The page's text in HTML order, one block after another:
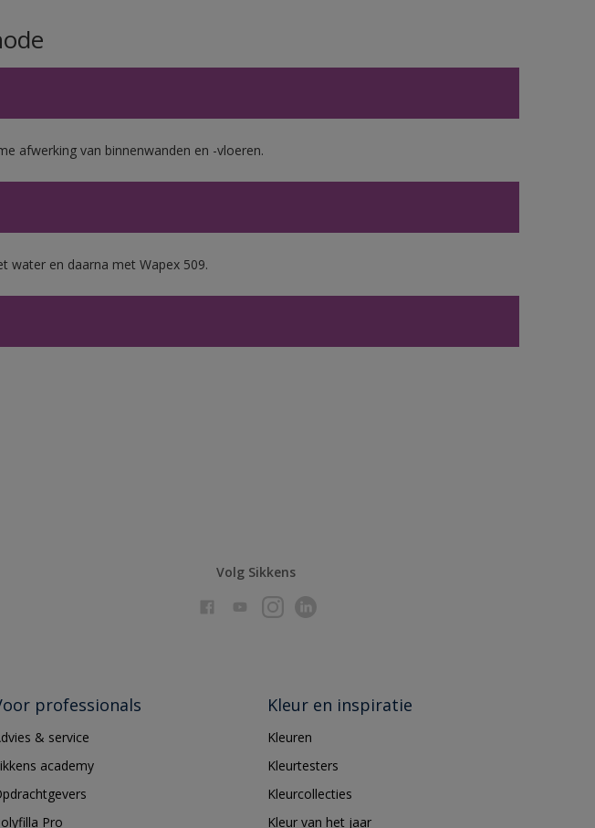
afwerking van binnenwanden en -vloeren.
water en daarna met Wapex 509.
Volg Sikkens
professionals
& service
academy
Pro
Kleur en inspiratie
Kleuren
Kleurtesters
Kleurcollecties
Kleur van het jaar